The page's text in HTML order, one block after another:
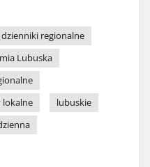
dzienniki regionalne
Lubuska
lokalne
lubuskie